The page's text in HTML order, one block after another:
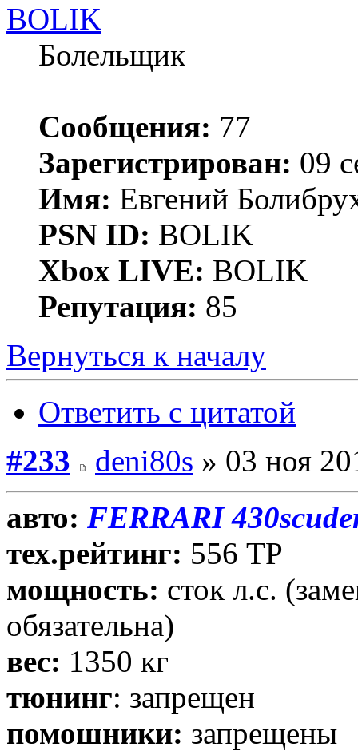
BOLIK
Болельщик
Сообщения: 77
Зарегистрирован: 09
Имя: Евгений
PSN ID: BOLIK
Xbox LIVE: BOLIK
Репутация: 85
Вернуться к началу
Ответить с цитатой
#233
deni80s » 03 ноя
авто: FERRARI
тех.рейтинг: 556 ТР
мощность: сток л.с.
обязательна)
вес: 1350 кг
тюнинг: запрещен
помошники: запрещены